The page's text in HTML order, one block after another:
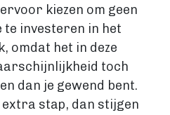
kiezen om geen
investeren in het
omdat het in deze
toch
dan je gewend bent.
stap, dan stijgen